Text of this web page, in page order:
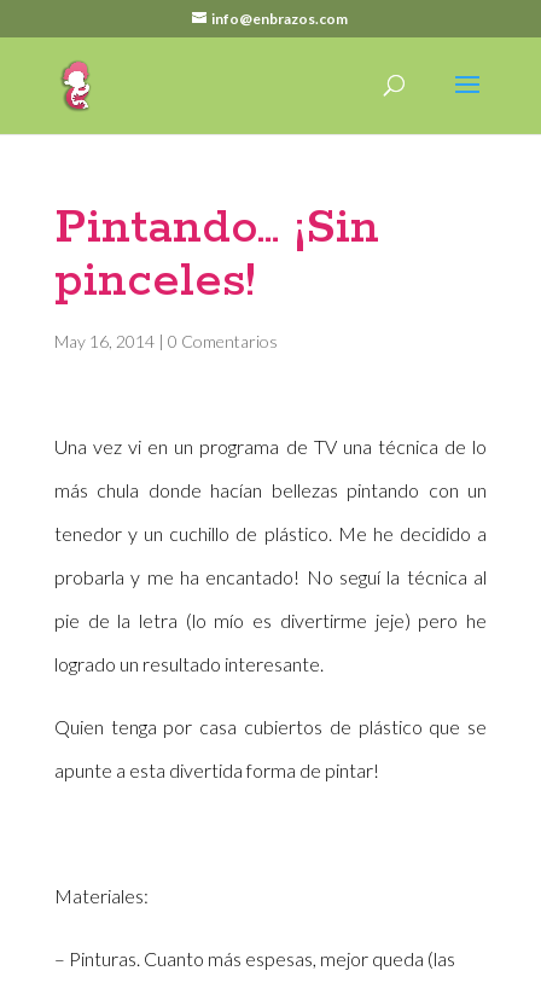
info@enbrazos.com
Pintando… ¡Sin
pinceles!
May 16, 2014| 0 Comentarios
Una vez vi en un programa de TV una técnica de lo
más chula donde hacían bellezas pintando con un
tenedor y un cuchillo de plástico. Me he decidido a
probarla y me ha encantado! No seguí la técnica al
pie de la letra (lo mío es divertirme jeje) pero he
logrado un resultado interesante.
Quien tenga por casa cubiertos de plástico que se
apunte a esta divertida forma de pintar!
Materiales:
– Pinturas. Cuanto más espesas, mejor queda (las